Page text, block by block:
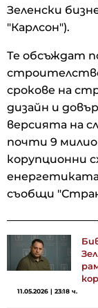
Зеленски
"Карлсон").
Те обсъждат
срокове на
дизайн и
версията на
почти 9
корупционни
съобщи
11.05.2026 | 23:18 ч.